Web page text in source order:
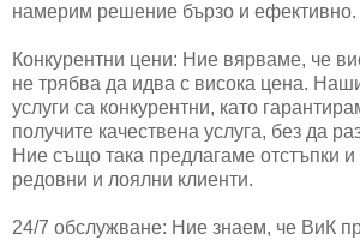
намерим решение бързо и ефективно.
Конкурентни цени: Ние вярваме, че
не трябва да идва с висока цена.
услуги са конкурентни, като
получите качествена услуга, без да
Ние също така предлагаме отстъпки
редовни и лоялни клиенти.
24/7 обслужване: Ние знаем, че ВиК